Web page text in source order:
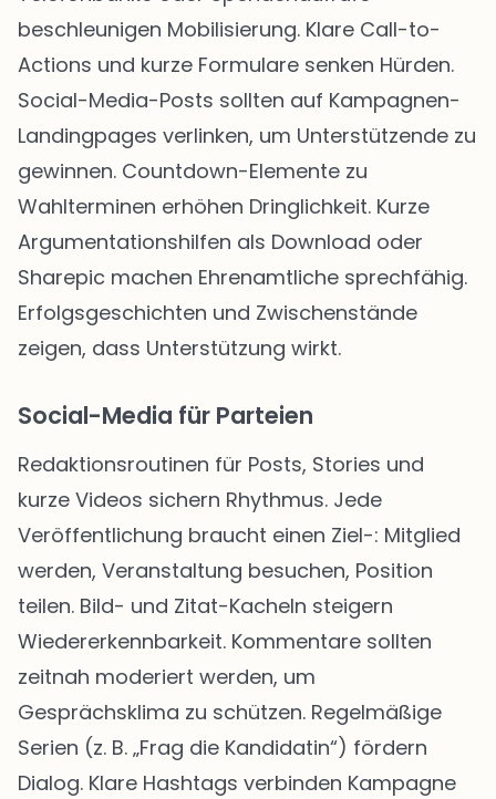
beschleunigen Mobilisierung. Klare Call-to-
Actions und kurze Formulare senken Hürden.
Social-Media-Posts sollten auf Kampagnen-
Landingpages verlinken, um Unterstützende zu
gewinnen. Countdown-Elemente zu
Wahlterminen erhöhen Dringlichkeit. Kurze
Argumentationshilfen als Download oder
Sharepic machen Ehrenamtliche sprechfähig.
Erfolgsgeschichten und Zwischenstände
zeigen, dass Unterstützung wirkt.
Social-Media für Parteien
Redaktionsroutinen für Posts, Stories und
kurze Videos sichern Rhythmus. Jede
Veröffentlichung braucht einen Ziel-: Mitglied
werden, Veranstaltung besuchen, Position
teilen. Bild- und Zitat-Kacheln steigern
Wiedererkennbarkeit. Kommentare sollten
zeitnah moderiert werden, um
Gesprächsklima zu schützen. Regelmäßige
Serien (z. B. „Frag die Kandidatin“) fördern
Dialog. Klare Hashtags verbinden Kampagne